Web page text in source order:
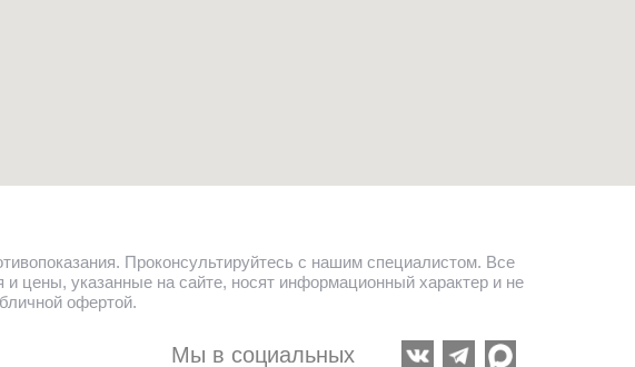
Проконсультируйтесь с нашим специалистом. Все
и цены, указанные на сайте, носят информационный характер и не
офертой.
Мы в социальных